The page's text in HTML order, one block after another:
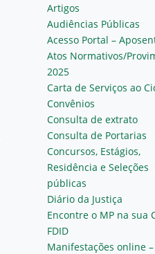
Artigos
Audiências Públicas
Acesso Portal –
Atos Normativos/
2025
Carta de Serviços ao
Convênios
Consulta de extrato
Consulta de Portarias
Concursos, Estágios,
Residência e Seleções
públicas
Diário da Justiça
Encontre o MP na sua
FDID
Manifestações online –